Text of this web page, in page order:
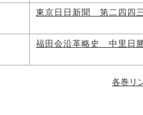
東京日日新聞 第二四四
福田会沿革略史 中里
各巻リ